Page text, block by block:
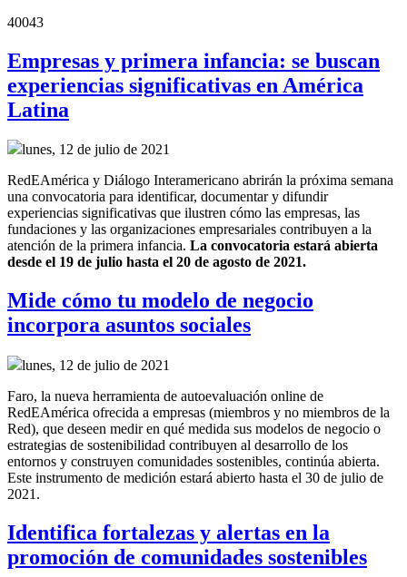
40043
Empresas y primera infancia: se buscan
experiencias significativas en América
Latina
lunes, 12 de julio de 2021
RedEAmérica y Diálogo Interamericano abrirán la próxima semana
una convocatoria para identificar, documentar y difundir
experiencias significativas que ilustren cómo las empresas, las
fundaciones y las organizaciones empresariales contribuyen a la
atención de la primera infancia. La convocatoria estará abierta
desde el 19 de julio hasta el 20 de agosto de 2021.
Mide cómo tu modelo de negocio
incorpora asuntos sociales
lunes, 12 de julio de 2021
Faro, la nueva herramienta de autoevaluación online de
RedEAmérica ofrecida a empresas (miembros y no miembros de la
Red), que deseen medir en qué medida sus modelos de negocio o
estrategias de sostenibilidad contribuyen al desarrollo de los
entornos y construyen comunidades sostenibles, continúa abierta.
Este instrumento de medición estará abierto hasta el 30 de julio de
2021.
Identifica fortalezas y alertas en la
promoción de comunidades sostenibles